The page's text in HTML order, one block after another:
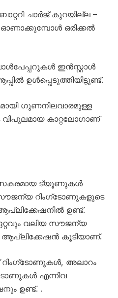
ചാർജ് കുറയില്ല –
ഒരിക്കൽ
ഇൻസ്റ്റാൾ
ഉൾപ്പെടുത്തിയിട്ടുണ്ട്.
ഗുണനിലവാരമുള്ള
കാറ്റലോഗാണ്
ട്യൂണുകൾ
റിംഗ്‌ടോണുകളുടെ
ഉണ്ട്.
വലിയ സൗജന്യ
ആപ്ലിക്കേഷൻ കൂടിയാണ്.
റിംഗ്‌ടോണുകൾ, അലാറം
എന്നിവ
ഉണ്ട്. .